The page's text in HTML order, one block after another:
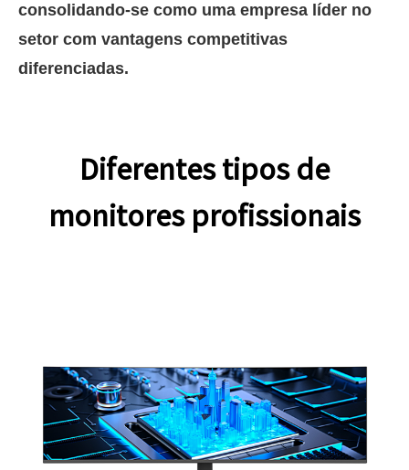
consolidando-se como uma empresa líder no
setor com vantagens competitivas
diferenciadas.
Diferentes tipos de
monitores profissionais